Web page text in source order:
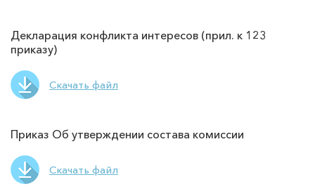
Декларация конфликта интересов (прил. к 123
приказу)
Скачать файл
Приказ Об утверждении состава комиссии
Скачать файл